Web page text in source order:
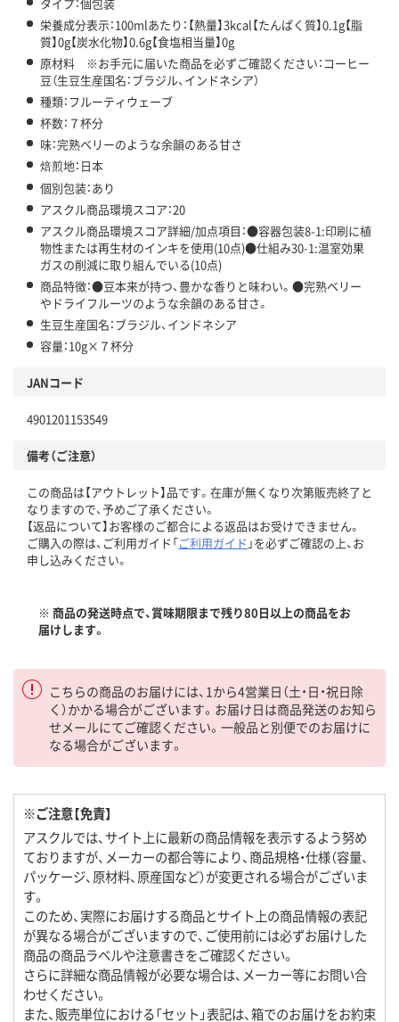
栄養成分表示：100mlあたり：【熱量】3kcal【たんぱく質】0.1g【脂
質】0g【炭水化物】0.6g【食塩相当量】0g
原材料 ※お手元に届いた商品を必ずご確認ください：コーヒー
豆（生豆生産国名：ブラジル、インドネシア）
種類：フルーティウェーブ
杯数：７杯分
味：完熟ベリーのような余韻のある甘さ
焙煎地：日本
個別包装：あり
アスクル商品環境スコア：20
アスクル商品環境スコア詳細/加点項目：●容器包装8-1:印刷に植
物性または再生材のインキを使用(10点)●仕組み30-1:温室効果
ガスの削減に取り組んでいる(10点)
商品特徴：●豆本来が持つ、豊かな香りと味わい。●完熟ベリー
やドライフルーツのような余韻のある甘さ。
生豆生産国名：ブラジル、インドネシア
容量：10g×７杯分
JANコード
4901201153549
備考（ご注意）
この商品は【アウトレット】品です。在庫が無くなり次第販売終了と
なりますので、予めご了承ください。
【返品について】お客様のご都合による返品はお受けできません。
ご購入の際は、ご利用ガイド「ご利用ガイド 」を必ずご確認の上、お
申し込みください。
※ 商品の発送時点で、賞味期限まで残り80日以上の商品をお
届けします。
こちらの商品のお届けには、1から4営業日（土・日・祝日除
く）かかる場合がございます。お届け日は商品発送のお知ら
せメールにてご確認ください。一般品と別便でのお届けに
なる場合がございます。
※ご注意【免責】
アスクルでは、サイト上に最新の商品情報を表示するよう努め
ておりますが、メーカーの都合等により、商品規格・仕様（容量、
パッケージ、原材料、原産国など）が変更される場合がございま
す。
このため、実際にお届けする商品とサイト上の商品情報の表記
が異なる場合がございますので、ご使用前には必ずお届けした
商品の商品ラベルや注意書きをご確認ください。
さらに詳細な商品情報が必要な場合は、メーカー等にお問い合
わせください。
また、販売単位における「セット」表記は、箱でのお届けをお約束